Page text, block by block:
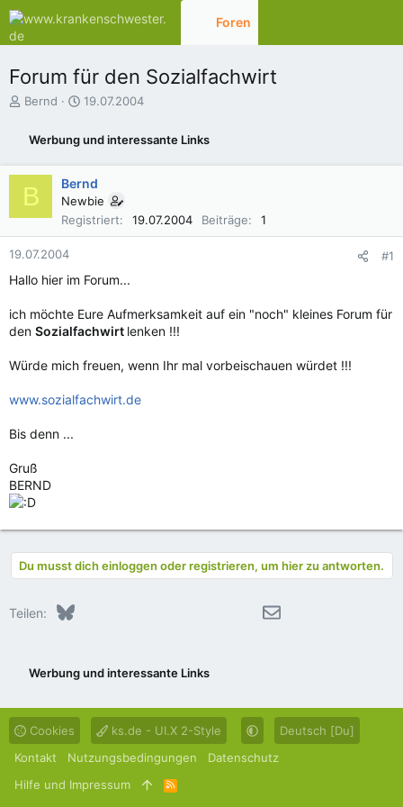
Foren
Forum für den Sozialfachwirt
E
s
e
Bernd
E
t
e
l
l
t
19.07.2004
Werbung und interessante Links
B Bernd
Newbie
Registriert
19.07.2004 Beiträge 1
19.07.2004 #1
Hallo hier im Forum...
ich möchte Eure Aufmerksamkeit auf ein "noch" kleines Forum für
den Sozialfachwirt lenken !!!
Würde mich freuen, wenn Ihr mal vorbeischauen würdet !!!
www.sozialfachwirt.de
Bis denn ...
Gruß
BERND
Du musst dich einloggen oder registrieren, um hier zu antworten.
Teilen: Bluesky WhatsApp
E-Mail
Werbung und interessante Links
Cookies ks.de - UI.X 2-Style
Deutsch [Du]
Kontakt
Nutzungsbedingungen
Datenschutz
Hilfe und Impressum
R
S